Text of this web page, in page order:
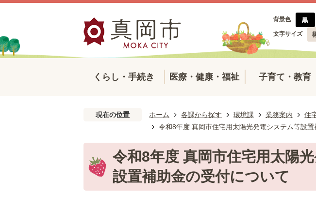
背景色
文字サイズ
くらし・手続き 医療・健康・福祉 子育て・教育
現在の位置 ホーム 各課から探す 環境課 業務案内 住
令和8年度 真岡市住宅用太陽光発電システム等設
令和8年度 真岡市住宅用太陽
設置補助金の受付について